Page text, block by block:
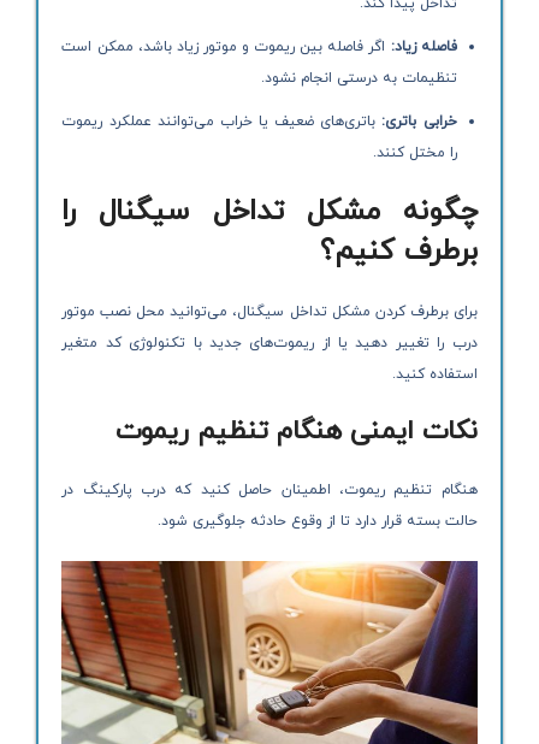
فاصله زیاد: اگر فاصله بین ریموت و موتور زیاد باشد، ممکن است
تنظیمات به درستی انجام نشود.
خرابی باتری: باتری‌های ضعیف یا خراب می‌توانند عملکرد ریموت
را مختل کنند.
چگونه مشکل تداخل سیگنال را
برطرف کنیم؟
برای برطرف کردن مشکل تداخل سیگنال، می‌توانید محل نصب موتور
درب را تغییر دهید یا از ریموت‌های جدید با تکنولوژی کد متغیر
استفاده کنید.
نکات ایمنی هنگام تنظیم ریموت
هنگام تنظیم ریموت، اطمینان حاصل کنید که درب پارکینگ در
حالت بسته قرار دارد تا از وقوع حادثه جلوگیری شود.